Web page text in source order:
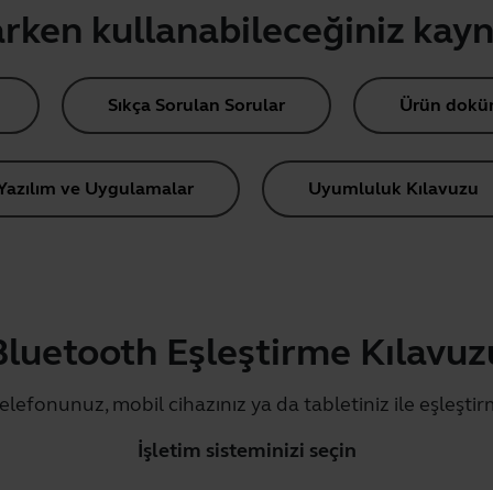
kullanabileceğiniz
Sıkça Sorulan Sorular Ürün
ve Uygulamalar Uyumluluk Kılavuzu
Eşleştirme
telefonunuz, mobil cihazınız ya da tabletiniz ile
İşletim sisteminizi seçin